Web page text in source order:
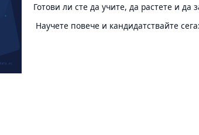
Готови ли сте да учите, да растете и да
Научете повече и кандидатствайте сега: